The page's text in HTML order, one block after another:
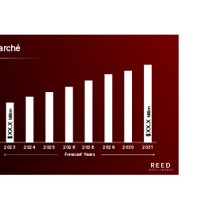
2023 2024 2025 2026 2028 2029 2030 2031
$XX.X
Million
$XX.X
Million
Forecast Years